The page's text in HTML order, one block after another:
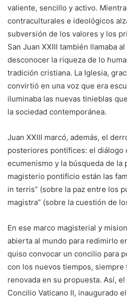
valiente, sencillo y activo.
contraculturales e ideológicos
subversión de los valores y los
San Juan XXIII también llamaba
desconocer la riqueza de lo
tradición cristiana. La Iglesia,
convirtió en una voz que era
iluminaba las nuevas tinieblas
la sociedad contemporánea.
Juan XXIII marcó, además, el
posteriores pontífices: el diálogo
ecumenismo y la búsqueda de la
magisterio pontificio están las
in terris” (sobre la paz entre los
magistra” (sobre la cuestión de
En ese marco magisterial y
abierta al mundo para redimirlo
quiso convocar un concilio para
con los nuevos tiempos, siempre
renovada en su propuesta. Así,
Concilio Vaticano II, inaugurado